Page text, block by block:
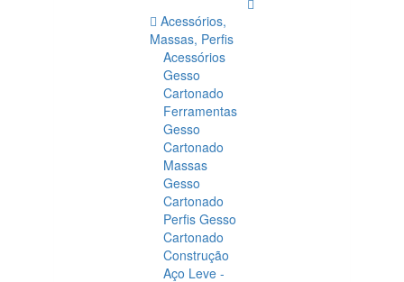
Acessórios,
Massas, Perfis
Acessórios
Gesso
Cartonado
Ferramentas
Gesso
Cartonado
Massas
Gesso
Cartonado
Perfis Gesso
Cartonado
Construção
Aço Leve -